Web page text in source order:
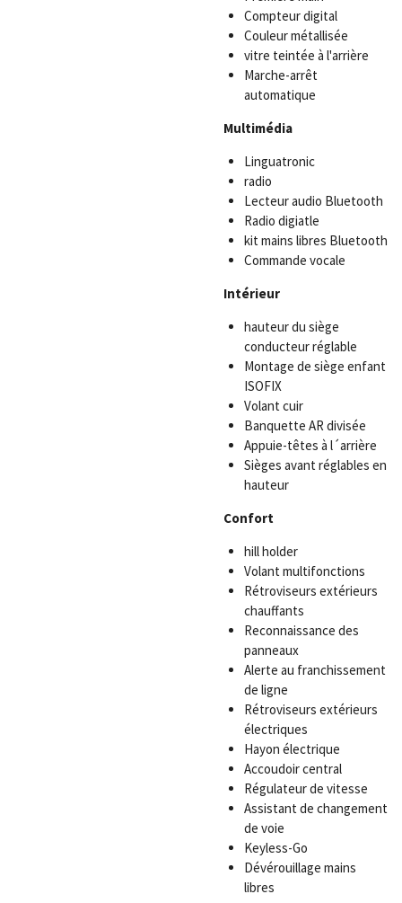
Compteur digital
Couleur métallisée
vitre teintée à l'arrière
Marche-arrêt
automatique
Multimédia
Linguatronic
radio
Lecteur audio Bluetooth
Radio digiatle
kit mains libres Bluetooth
Commande vocale
Intérieur
hauteur du siège
conducteur réglable
Montage de siège enfant
ISOFIX
Volant cuir
Banquette AR divisée
Appuie-têtes à l´arrière
Sièges avant réglables en
hauteur
Confort
hill holder
Volant multifonctions
Rétroviseurs extérieurs
chauffants
Reconnaissance des
panneaux
Alerte au franchissement
de ligne
Rétroviseurs extérieurs
électriques
Hayon électrique
Accoudoir central
Régulateur de vitesse
Assistant de changement
de voie
Keyless-Go
Dévérouillage mains
libres